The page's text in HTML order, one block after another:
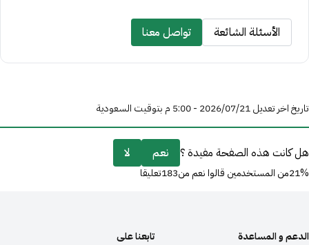
الأسئلة الشائعة تواصل معنا
تاريخ اخر تعديل 21‏/07‏/2026 - 5:00 م بتوقيت السعودية
هل كانت هذه الصفحة مفيدة ؟ نعم لا
21%من المستخدمين قالوا نعم من183تعليقا
الدعم و المساعدة
تابعنا على